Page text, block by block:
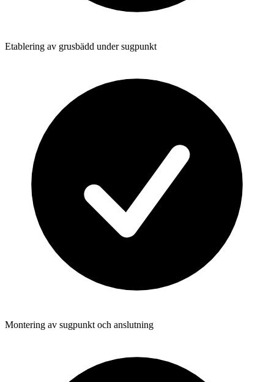
Etablering av grusbädd under sugpunkt
Montering av sugpunkt och anslutning